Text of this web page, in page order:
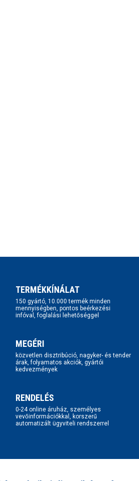
TERMÉKKÍNÁLAT
150 gyártó, 10.000 termék minden
mennyiségben, pontos beérkezési
infóval, foglalási lehetőséggel
MEGÉRI
közvetlen disztribúció, nagyker- és tender
árak, folyamatos akciók, gyártói
kedvezmények
RENDELÉS
0-24 online áruház, személyes
vevőinformációkkal, korszerű
automatizált ügyviteli rendszerrel